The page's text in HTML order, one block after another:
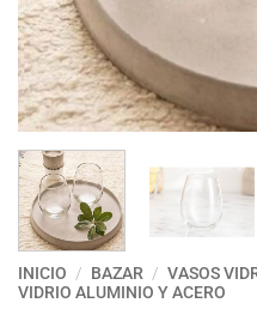
INICIO / BAZAR / VASOS
VIDRIO ALUMINIO Y ACERO